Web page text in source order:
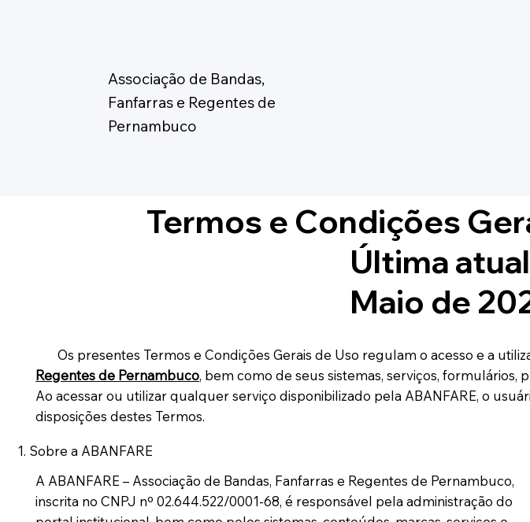
Associação de Bandas,
Fanfarras e Regentes de
Pernambuco
Termos e Condições
Última
Maio de
Os presentes Termos e Condições Gerais de Uso regulam o acesso e a
Regentes de Pernambuco, bem como de seus sistemas, serviços, formulários,
Ao acessar ou utilizar qualquer serviço disponibilizado pela ABANFARE, o
disposições destes Termos.
1. Sobre a ABANFARE
A ABANFARE – Associação de Bandas, Fanfarras e Regentes de Pernambuco,
inscrita no CNPJ nº 02.644.522/0001-68, é responsável pela administração do